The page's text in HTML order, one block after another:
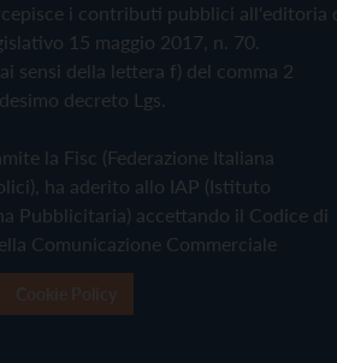
i contributi pubblici all'editoria
15 maggio 2017, n. 70.
sensi della lettera f) del comma 2
decreto Lgs.
la Fisc (Federazione Italiana
ha aderito allo IAP (Istituto
Pubblicitaria) accettando il Codice di
Comunicazione Commerciale